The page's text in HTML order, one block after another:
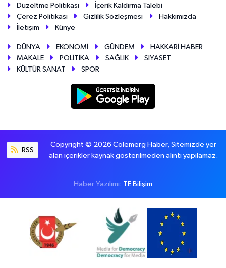
Düzeltme Politikası
İçerik Kaldırma Talebi
Çerez Politikası
Gizlilik Sözleşmesi
Hakkımızda
İletişim
Künye
DÜNYA EKONOMİ GÜNDEM
HAKKARİ HABER
MAKALE
POLİTİKA SAĞLIK
SİYASET
KÜLTÜR SANAT
SPOR
RSS
Copyright © 2026 Colemerg Haber, Sitemizde yer
alan içerikler kaynak gösterilmeden alıntı yapılamaz.
Haber Yazılımı: TE Bilişim